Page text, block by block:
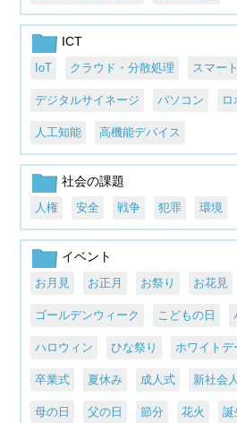
ICT
IoT クラウド・分散処理 スマー
デジタルサイネージ パソコン ロ
人工知能 高機能デバイス
社会の課題
人権 安全 戦争 犯罪 環境
イベント
お月見 お正月 お祭り お花見
ゴールデンウィーク こどもの日
ハロウィン ひな祭り ホワイトデ
卒業式 夏休み 成人式 新社会人
母の日 父の日 節分 花火 誕